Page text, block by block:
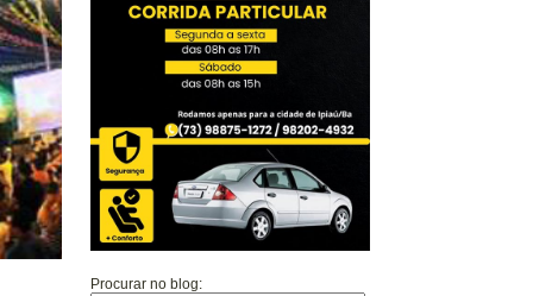
Procurar no blog: